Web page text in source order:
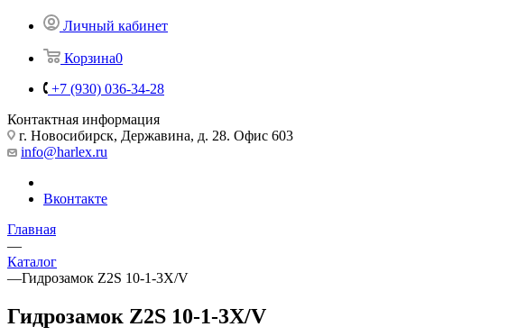
Личный кабинет
Корзина0
+7 (930) 036-34-28
Контактная информация
г. Новосибирск, Державина, д. 28. Офис 603
info@harlex.ru
Вконтакте
Главная
—
Каталог
—Гидрозамок Z2S 10-1-3X/V
Гидрозамок Z2S 10-1-3X/V